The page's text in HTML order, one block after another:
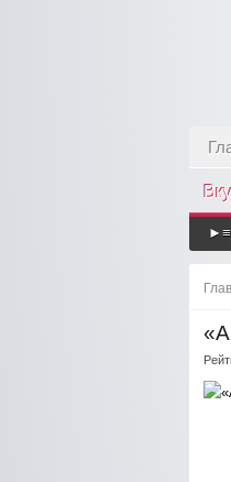
►≡